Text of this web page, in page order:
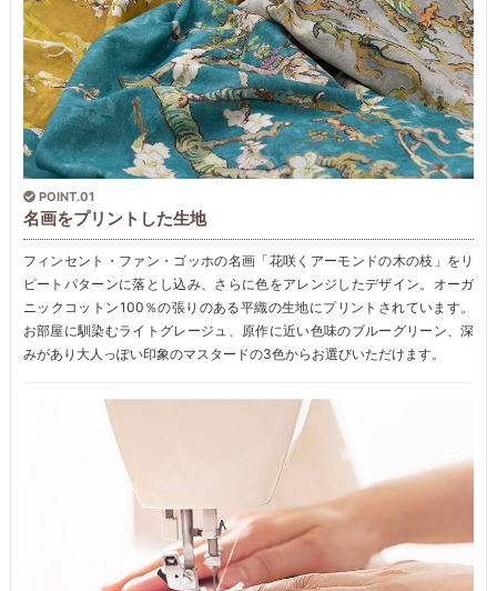
POINT.01
名画をプリントした生地
フィンセント・ファン・ゴッホの名画「花咲くアーモンドの木の枝」をリ
ピートパターンに落とし込み、さらに色をアレンジしたデザイン。オーガ
ニックコットン100％の張りのある平織の生地にプリントされています。
お部屋に馴染むライトグレージュ、原作に近い色味のブルーグリーン、深
みがあり大人っぽい印象のマスタードの3色からお選びいただけます。